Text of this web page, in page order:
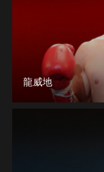
龍威地